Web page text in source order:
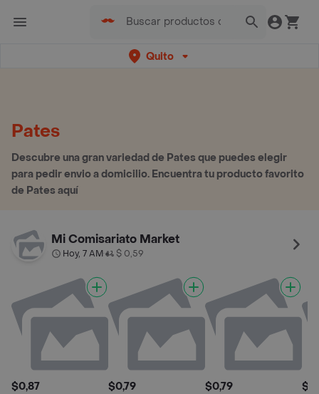
Quito
Pates
Descubre una gran variedad de Pates que puedes elegir
para pedir envio a domicilio. Encuentra tu producto favorito
de Pates aquí
Mi Comisariato Market
Hoy, 7 AM• $ 0,59
$0,87 $0,79 $0,79